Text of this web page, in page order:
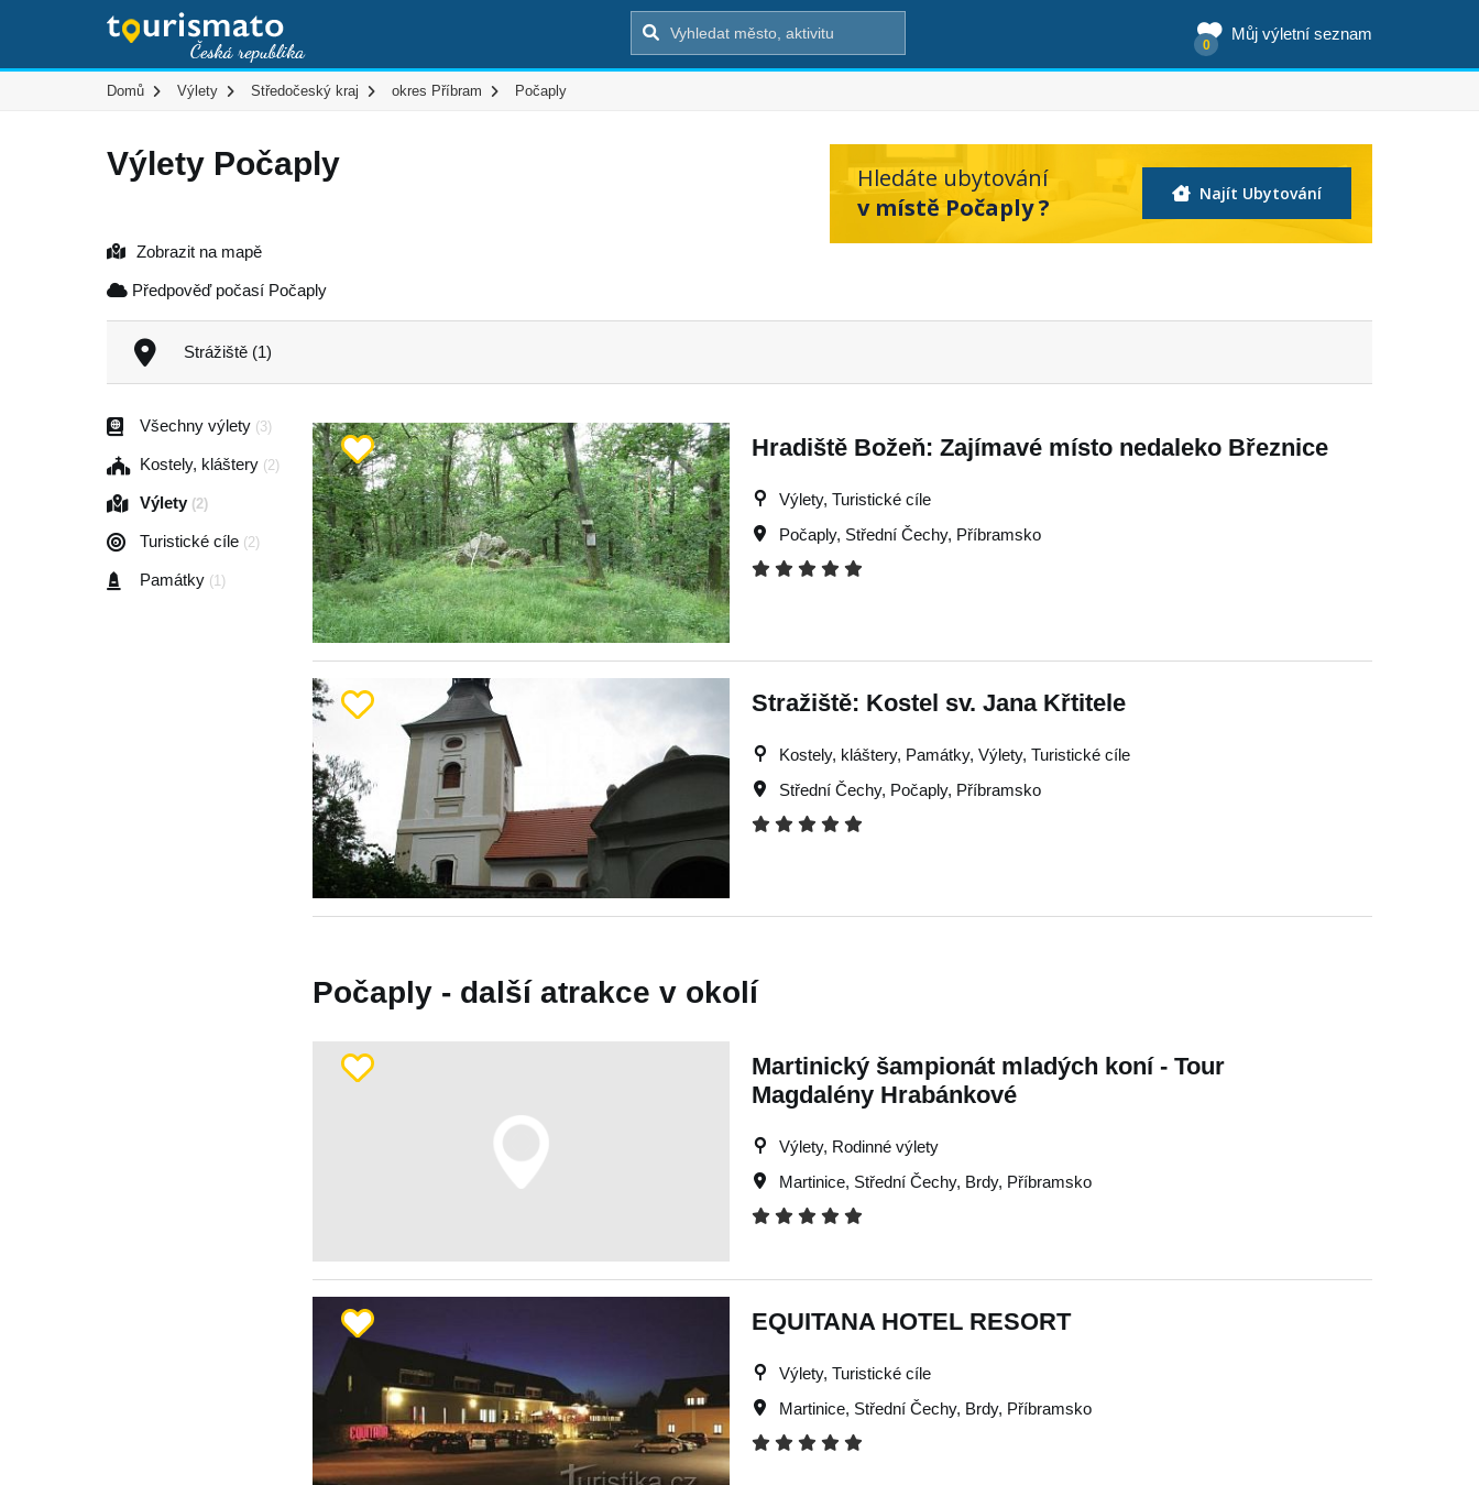
Můj výletní seznam
0
Domů Výlety Středočeský kraj okres Příbram Počaply
Výlety Počaply
Hledáte ubytování
v místě Počaply ?
Najít Ubytování
Zobrazit na mapě
Předpověď počasí Počaply
Strážiště (1)
Všechny výlety (3)
Kostely, kláštery (2)
Výlety (2)
Turistické cíle (2)
Památky (1)
Hradiště Božeň: Zajímavé místo nedaleko Březnice
Výlety, Turistické cíle
Počaply, Střední Čechy, Příbramsko
Stražiště: Kostel sv. Jana Křtitele
Kostely, kláštery, Památky, Výlety, Turistické cíle
Střední Čechy, Počaply, Příbramsko
Počaply - další atrakce v okolí
Martinický šampionát mladých koní - Tour
Magdalény Hrabánkové
Výlety, Rodinné výlety
Martinice, Střední Čechy, Brdy, Příbramsko
EQUITANA HOTEL RESORT
Výlety, Turistické cíle
Martinice, Střední Čechy, Brdy, Příbramsko